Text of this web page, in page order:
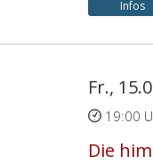
Infos
Fr.,
19:00
Die